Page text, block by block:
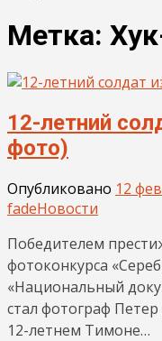
Метка:
12-летний
фото)
Опубликовано 12
fadeНовости
Победителем
фотоконкурса
«Национальный
стал фотограф
12-летнем Тимоне…